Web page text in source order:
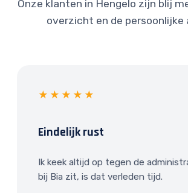
Onze klanten in Hengelo zijn blij
overzicht en de persoonlijke
★★★★★
Eindelijk rust
Ik keek altijd op tegen de
bij Bia zit, is dat verleden tijd.